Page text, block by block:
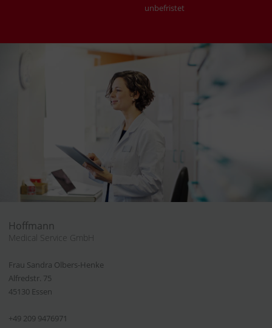
unbefristet
Hoffmann
Medical Service GmbH
Frau Sandra Olbers-Henke
Alfredstr. 75
45130 Essen
+49 209 9476971